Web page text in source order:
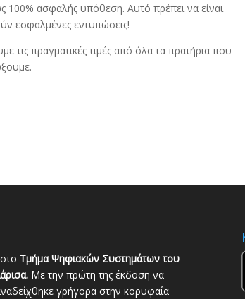
100% ασφαλής υπόθεση. Αυτό πρέπει να είναι
εσφαλμένες εντυπώσεις!
τις πραγματικές τιμές από όλα τα πρατήρια που
Τμήμα Ψηφιακών Συστημάτων του
Με την πρώτη της έκδοση να
γρήγορα στην κορυφαία